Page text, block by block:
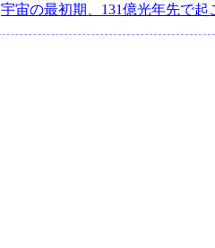
宇宙の最初期、131億光年先で起